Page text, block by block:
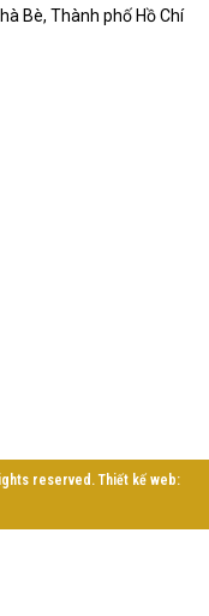
Bè, Thành phố Hồ Chí
reserved. Thiết kế web: